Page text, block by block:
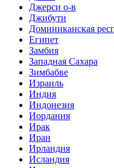
Джерси о-в
Джибути
Доминиканская
Египет
Замбия
Западная Сахара
Зимбабве
Израиль
Индия
Индонезия
Иордания
Ирак
Иран
Ирландия
Исландия